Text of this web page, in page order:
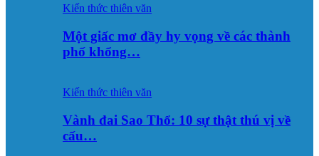
Kiến thức thiên văn
Một giấc mơ đầy hy vọng về các thành
phố khổng…
Kiến thức thiên văn
Vành đai Sao Thổ: 10 sự thật thú vị về
cấu…